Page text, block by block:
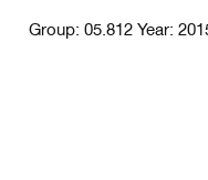
Group: 05.812 Year: